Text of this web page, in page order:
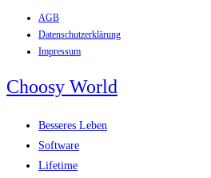
Inhalt
springen
AGB
Datenschutzerklärung
Impressum
Choosy World
Besseres Leben
Software
Lifetime